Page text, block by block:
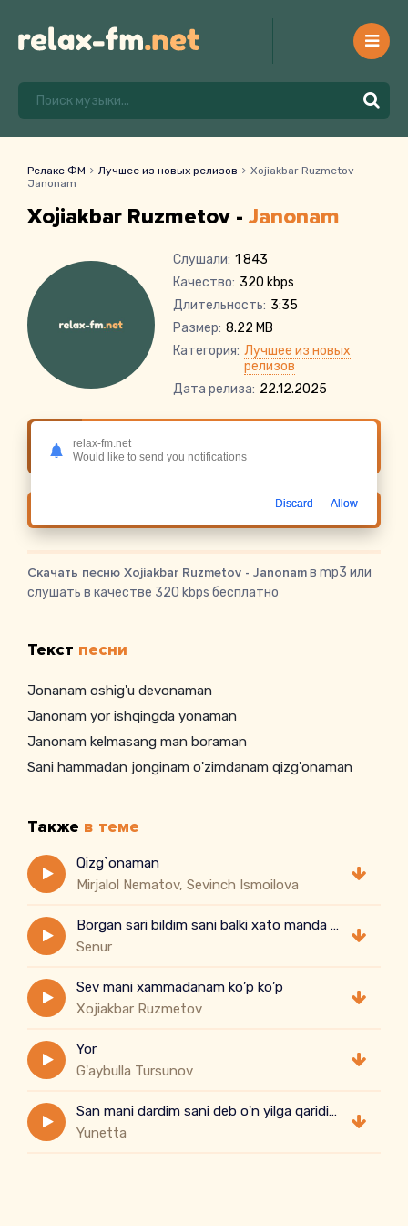
Релакс ФМ Лучшее из новых релизов
Xojiakbar Ruzmetov -
Janonam
Xojiakbar Ruzmetov - Janonam
Слушали: 1 843
Качество: 320 kbps
Длительность: 3:35
Размер: 8.22 MB
Категория: Лучшее из новых
релизов
Дата релиза: 22.12.2025
Слушать онлайн Xojiakbar Ruzmetov -
Janonam
Скачать песню Xojiakbar Ruzmetov - Janonamв mp3 или
слушать в качестве 320 kbps бесплатно
Текст песни
Jonanam oshig'u devonaman
Janonam yor ishqingda yonaman
Janonam kelmasang man boraman
Sani hammadan jonginam o'zimdanam qizg'onaman
Также в теме
Qizg`onaman
Mirjalol Nematov, Sevinch Ismoilova
Borgan sari bildim sani balki xato manda lek aybladim sani
Senur
Sev mani xammadanam ko’p ko’p
Xojiakbar Ruzmetov
Yor
G'aybulla Tursunov
San mani dardim sani deb o'n yilga qaridim
Yunetta
relax-fm.net
Would like to send you notifications
Discard Allow